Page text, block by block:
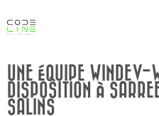
UNE ÉQUIPE
DISPOSITION À
SALINS